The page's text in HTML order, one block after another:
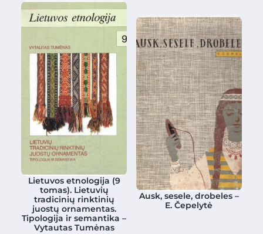
Lietuvos etnologija (9
tomas). Lietuvių
tradicinių rinktinių
juostų ornamentas.
Tipologija ir semantika –
Vytautas Tumėnas
Ausk, sesele, drobeles –
E. Čepelytė